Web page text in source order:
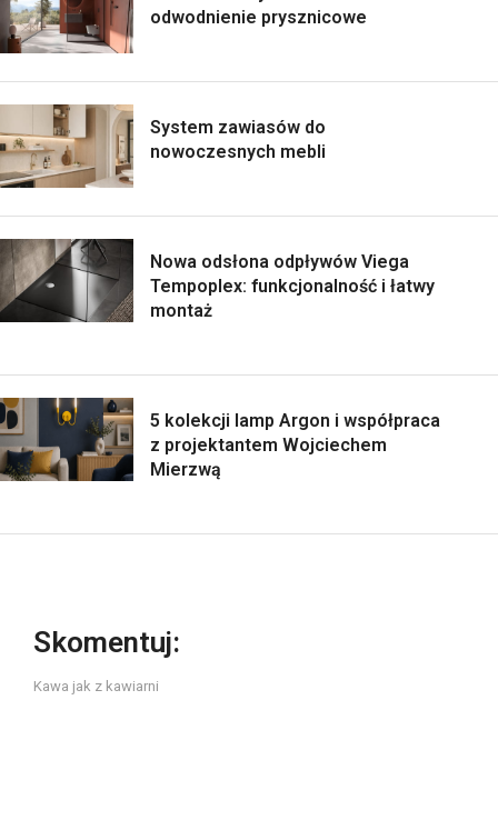
odwodnienie prysznicowe
System zawiasów do
nowoczesnych mebli
Nowa odsłona odpływów Viega
Tempoplex: funkcjonalność i łatwy
montaż
5 kolekcji lamp Argon i współpraca
z projektantem Wojciechem
Mierzwą
Skomentuj:
Kawa jak z kawiarni